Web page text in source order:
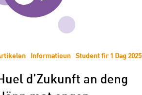
Informatioun Student fir 1 Dag 2025
d’Zukunft an deng